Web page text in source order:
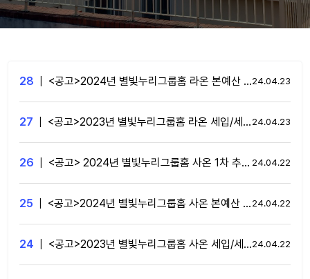
28 <공고>2024년 별빛누리그룹홈 라온 본예산 공고24.04.23
27 <공고>2023년 별빛누리그룹홈 라온 세입/세출결산서 공고 24.04.23
26 <공고> 2024년 별빛누리그룹홈 사온 1차 추경예산 공고 24.04.22
25 <공고>2024년 별빛누리그룹홈 사온 본예산 공고 24.04.22
24 <공고>2023년 별빛누리그룹홈 사온 세입/세출결산서 공고24.04.22